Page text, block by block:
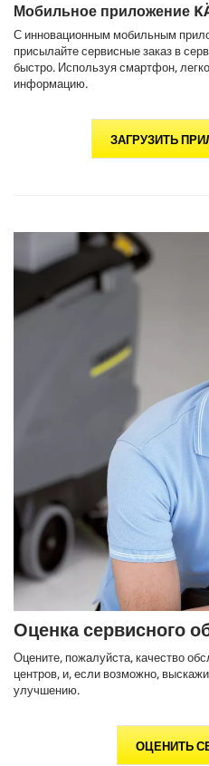
Мобильное приложение
С инновационным мобильным
присылайте сервисные заказ в
быстро. Используя смартфон,
информацию.
ЗАГРУЗИТЬ
Оценка сервисного
Оцените, пожалуйста, качество
центров, и, если возможно,
улучшению.
ОЦЕНИТЬ